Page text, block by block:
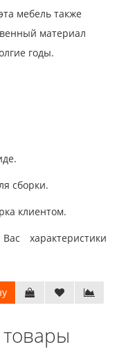
мебель также
материал
годы.
сборки.
клиентом.
характеристики